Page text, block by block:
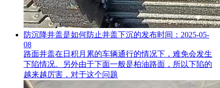
防沉降井盖是如何防止井盖下沉的发布时间：2025-05-
08
路面井盖在日积月累的车辆通行的情况下，难免会发生
下陷情况。另外由于下面一般是柏油路面，所以下陷的
越来越厉害，对于这个问题